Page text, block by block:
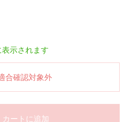
示されます
合確認対象外
カートに追加